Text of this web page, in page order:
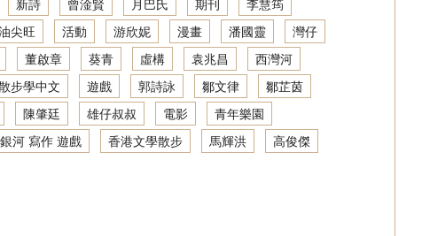
新詩 曾淦賢 月巴氏 期刊
李慧筠
尖旺 活動 游欣妮 漫畫 潘國靈
灣仔
董啟章 葵青 虛構 袁兆昌
西灣河
步學中文 遊戲 郭詩詠 鄒文律
鄒芷茵
陳肇廷 雄仔叔叔 電影
青年樂園
河 寫作 遊戲 香港文學散步 馬輝洪
高俊傑